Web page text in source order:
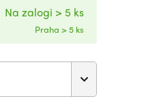
Na zalogi > 5 ks
Praha > 5 ks